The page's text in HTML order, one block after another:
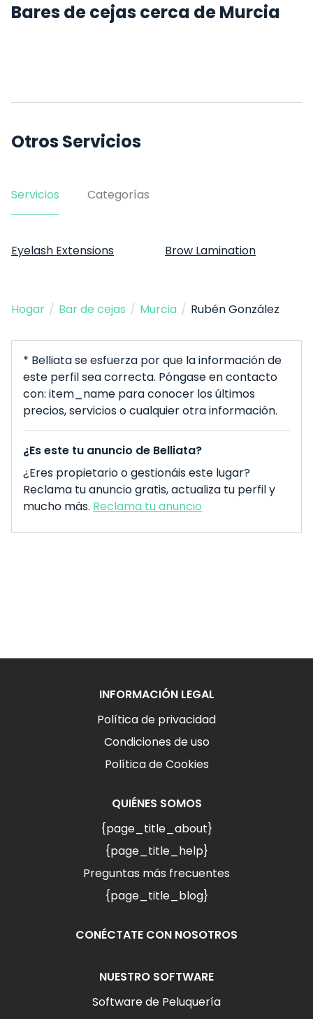
Bares de cejas cerca de Murcia
Otros Servicios
Servicios Categorías
Eyelash Extensions Brow Lamination
Hogar / Bar de cejas / Murcia / Rubén González
* Belliata se esfuerza por que la información de
este perfil sea correcta. Póngase en contacto
con: item_name para conocer los últimos
precios, servicios o cualquier otra información.
¿Es este tu anuncio de Belliata?
¿Eres propietario o gestionáis este lugar?
Reclama tu anuncio gratis, actualiza tu perfil y
mucho más. Reclama tu anuncio
INFORMACIÓN LEGAL
Política de privacidad
Condiciones de uso
Política de Cookies
QUIÉNES SOMOS
{page_title_about}
{page_title_help}
Preguntas más frecuentes
{page_title_blog}
CONÉCTATE CON NOSOTROS
NUESTRO SOFTWARE
Software de Peluquería